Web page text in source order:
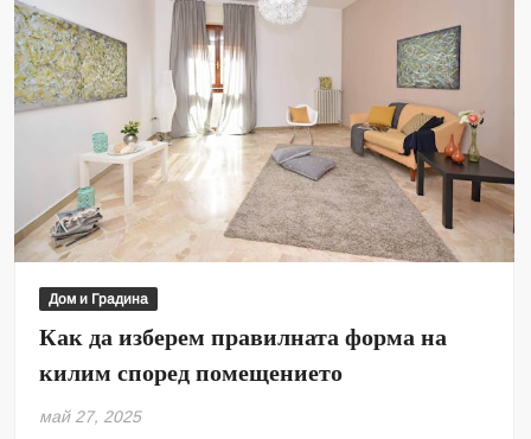
Дом и Градина
Как да изберем правилната форма на
килим според помещението
май 27, 2025